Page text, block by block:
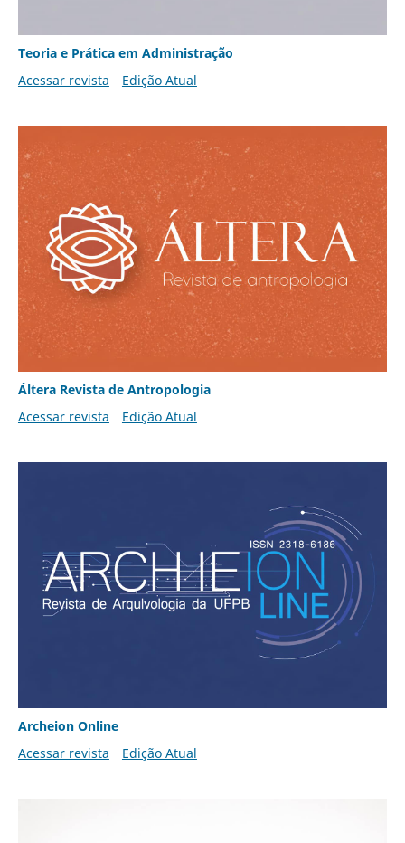
Teoria e Prática em Administração
Acessar revista
Edição Atual
Áltera Revista de Antropologia
Acessar revista
Edição Atual
Archeion Online
Acessar revista
Edição Atual